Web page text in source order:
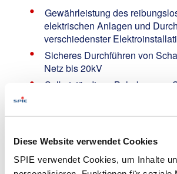
Diese Website verwendet Cookies
SPIE verwendet Cookies, um Inhalte
Gewährleistung des
elektrischen Anlagen und
verschiedenster
Sicheres Durchführen von
Netz bis 20kV
Selbstständiges Beheben von
Optimieren der
Inspektion / Inbetriebnahme